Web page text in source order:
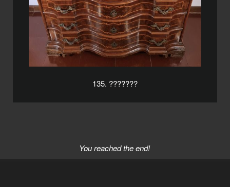
135. ???????
You reached the end!